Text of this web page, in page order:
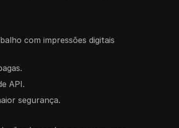
com impressões digitais
API.
segurança.